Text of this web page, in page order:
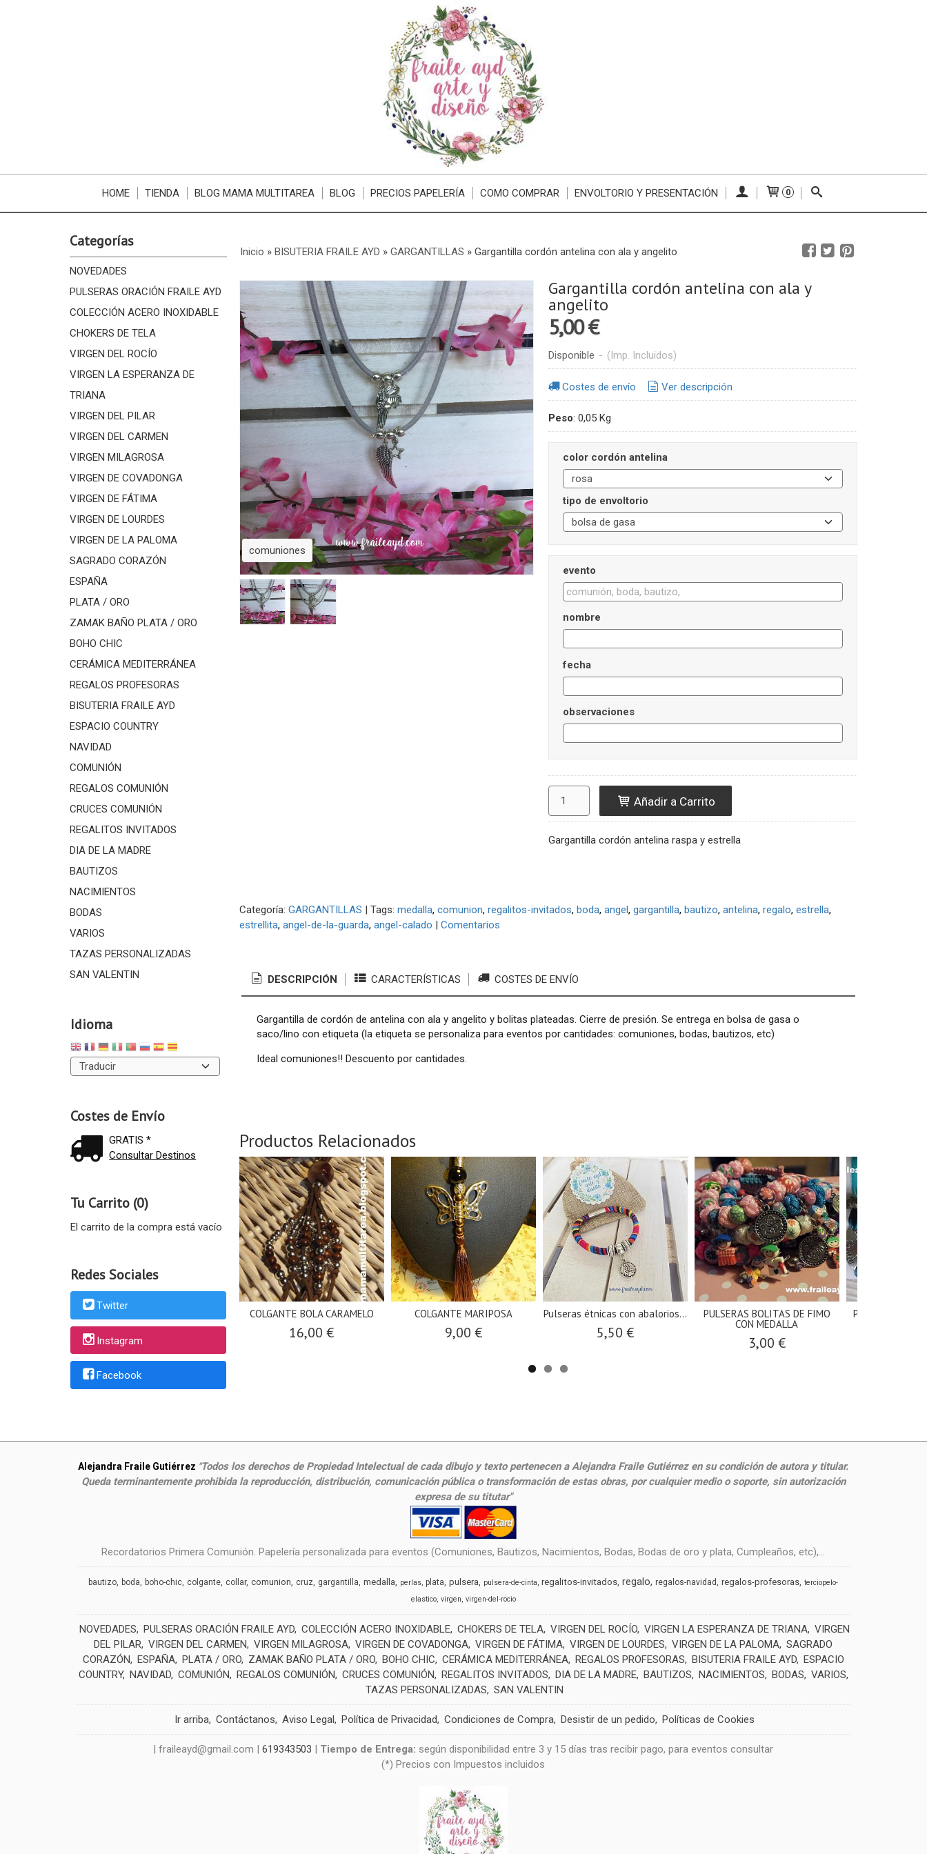
HOME TIENDA BLOG MAMA MULTITAREA BLOG PRECIOS PAPELERÍA COMO COMPRAR ENVOLTORIO Y PRESENTACIÓN 0
Categorías
NOVEDADES
PULSERAS ORACIÓN FRAILE AYD
COLECCIÓN ACERO INOXIDABLE
CHOKERS DE TELA
VIRGEN DEL ROCÍO
VIRGEN LA ESPERANZA DE
TRIANA
VIRGEN DEL PILAR
VIRGEN DEL CARMEN
VIRGEN MILAGROSA
VIRGEN DE COVADONGA
VIRGEN DE FÁTIMA
VIRGEN DE LOURDES
VIRGEN DE LA PALOMA
SAGRADO CORAZÓN
ESPAÑA
PLATA / ORO
ZAMAK BAÑO PLATA / ORO
BOHO CHIC
CERÁMICA MEDITERRÁNEA
REGALOS PROFESORAS
BISUTERIA FRAILE AYD
ESPACIO COUNTRY
NAVIDAD
COMUNIÓN
REGALOS COMUNIÓN
CRUCES COMUNIÓN
REGALITOS INVITADOS
DIA DE LA MADRE
BAUTIZOS
NACIMIENTOS
BODAS
VARIOS
TAZAS PERSONALIZADAS
SAN VALENTIN
Idioma
Costes de Envío
GRATIS *
Consultar Destinos
Tu Carrito (0)
El carrito de la compra está vacío
Redes Sociales
Twitter
Instagram
Facebook
Inicio » BISUTERIA FRAILE AYD » GARGANTILLAS » Gargantilla cordón antelina con ala y angelito
comuniones
Gargantilla cordón antelina con ala y
angelito
5,00 €
Disponible - (Imp. Incluidos)
Costes de envío Ver descripción
Peso: 0,05 Kg
color cordón antelina
tipo de envoltorio
evento
nombre
fecha
observaciones
Añadir a Carrito
Gargantilla cordón antelina raspa y estrella
Categoría: GARGANTILLAS | Tags: medalla comunion regalitos-invitados boda angel gargantilla bautizo antelina regalo estrella
estrellita angel-de-la-guarda angel-calado | Comentarios
DESCRIPCIÓN CARACTERÍSTICAS COSTES DE ENVÍO
Gargantilla de cordón de antelina con ala y angelito y bolitas plateadas. Cierre de presión. Se entrega en bolsa de gasa o
saco/lino con etiqueta (la etiqueta se personaliza para eventos por cantidades: comuniones, bodas, bautizos, etc)
Ideal comuniones!! Descuento por cantidades.
Productos Relacionados
COLGANTE BOLA CARAMELO
16,00 €
COLGANTE MARIPOSA
9,00 €
Pulseras étnicas con abalorios...
5,50 €
PULSERAS BOLITAS DE FIMO
CON MEDALLA
3,00 €
PULSERA
Alejandra Fraile Gutiérrez "Todos los derechos de Propiedad Intelectual de cada dibujo y texto pertenecen a Alejandra Fraile Gutiérrez en su condición de autora y titular.
Queda terminantemente prohibida la reproducción, distribución, comunicación pública o transformación de estas obras, por cualquier medio o soporte, sin autorización
expresa de su titutar"
Recordatorios Primera Comunión. Papelería personalizada para eventos (Comuniones, Bautizos, Nacimientos, Bodas, Bodas de oro y plata, Cumpleaños, etc),...
bautizo boda boho-chic colgante collar comunion cruz gargantilla medalla perlas plata pulsera pulsera-de-cinta regalitos-invitados regalo regalos-navidad regalos-profesoras terciopelo-
elastico virgen virgen-del-rocio
NOVEDADES PULSERAS ORACIÓN FRAILE AYD COLECCIÓN ACERO INOXIDABLE CHOKERS DE TELA VIRGEN DEL ROCÍO VIRGEN LA ESPERANZA DE TRIANA VIRGEN
DEL PILAR VIRGEN DEL CARMEN VIRGEN MILAGROSA VIRGEN DE COVADONGA VIRGEN DE FÁTIMA VIRGEN DE LOURDES VIRGEN DE LA PALOMA SAGRADO
CORAZÓN
ESPAÑA PLATA / ORO ZAMAK BAÑO PLATA / ORO BOHO CHIC CERÁMICA MEDITERRÁNEA REGALOS PROFESORAS BISUTERIA FRAILE AYD ESPACIO
COUNTRY NAVIDAD COMUNIÓN REGALOS COMUNIÓN CRUCES COMUNIÓN REGALITOS INVITADOS DIA DE LA MADRE BAUTIZOS NACIMIENTOS BODAS
VARIOS
TAZAS PERSONALIZADAS
SAN VALENTIN
Ir arriba Contáctanos Aviso Legal Política de Privacidad Condiciones de Compra Desistir de un pedido Políticas de Cookies
| fraileayd@gmail.com |619343503 | Tiempo de Entrega: según disponibilidad entre 3 y 15 días tras recibir pago, para eventos consultar
(*) Precios con Impuestos incluidos